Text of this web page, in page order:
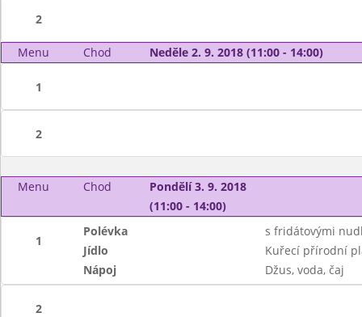
2
Menu Chod Neděle 2. 9. 2018 (11:00 - 14:00)
1
2
Menu Chod
Pondělí 3. 9. 2018
(11:00 - 14:00)
1
Polévka
s fridátovými
Jídlo
Kuřecí přírodní
Nápoj
Džus, voda, čaj
2